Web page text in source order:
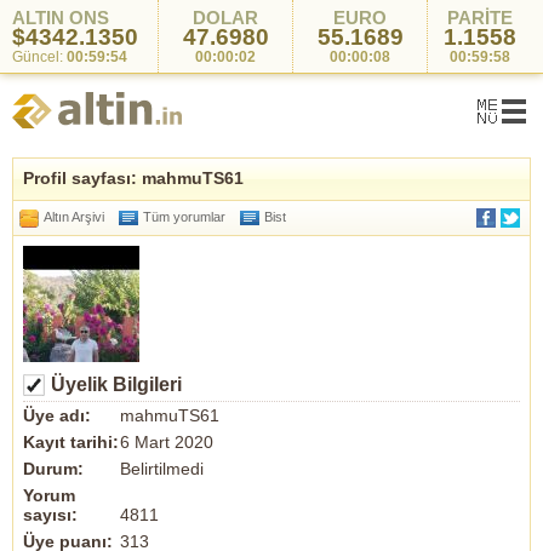
ALTIN ONS
$4342.1350
Güncel: 00:59:54
DOLAR
47.6980
00:00:02
EURO
55.1689
00:00:08
PARİTE
1.1558
00:59:58
Profil sayfası: mahmuTS61
Altın Arşivi Tüm yorumlar Bist
Üyelik Bilgileri
Üye adı:
mahmuTS61
Kayıt tarihi:6 Mart 2020
Durum:
Belirtilmedi
Yorum
sayısı:
4811
Üye puanı: 313